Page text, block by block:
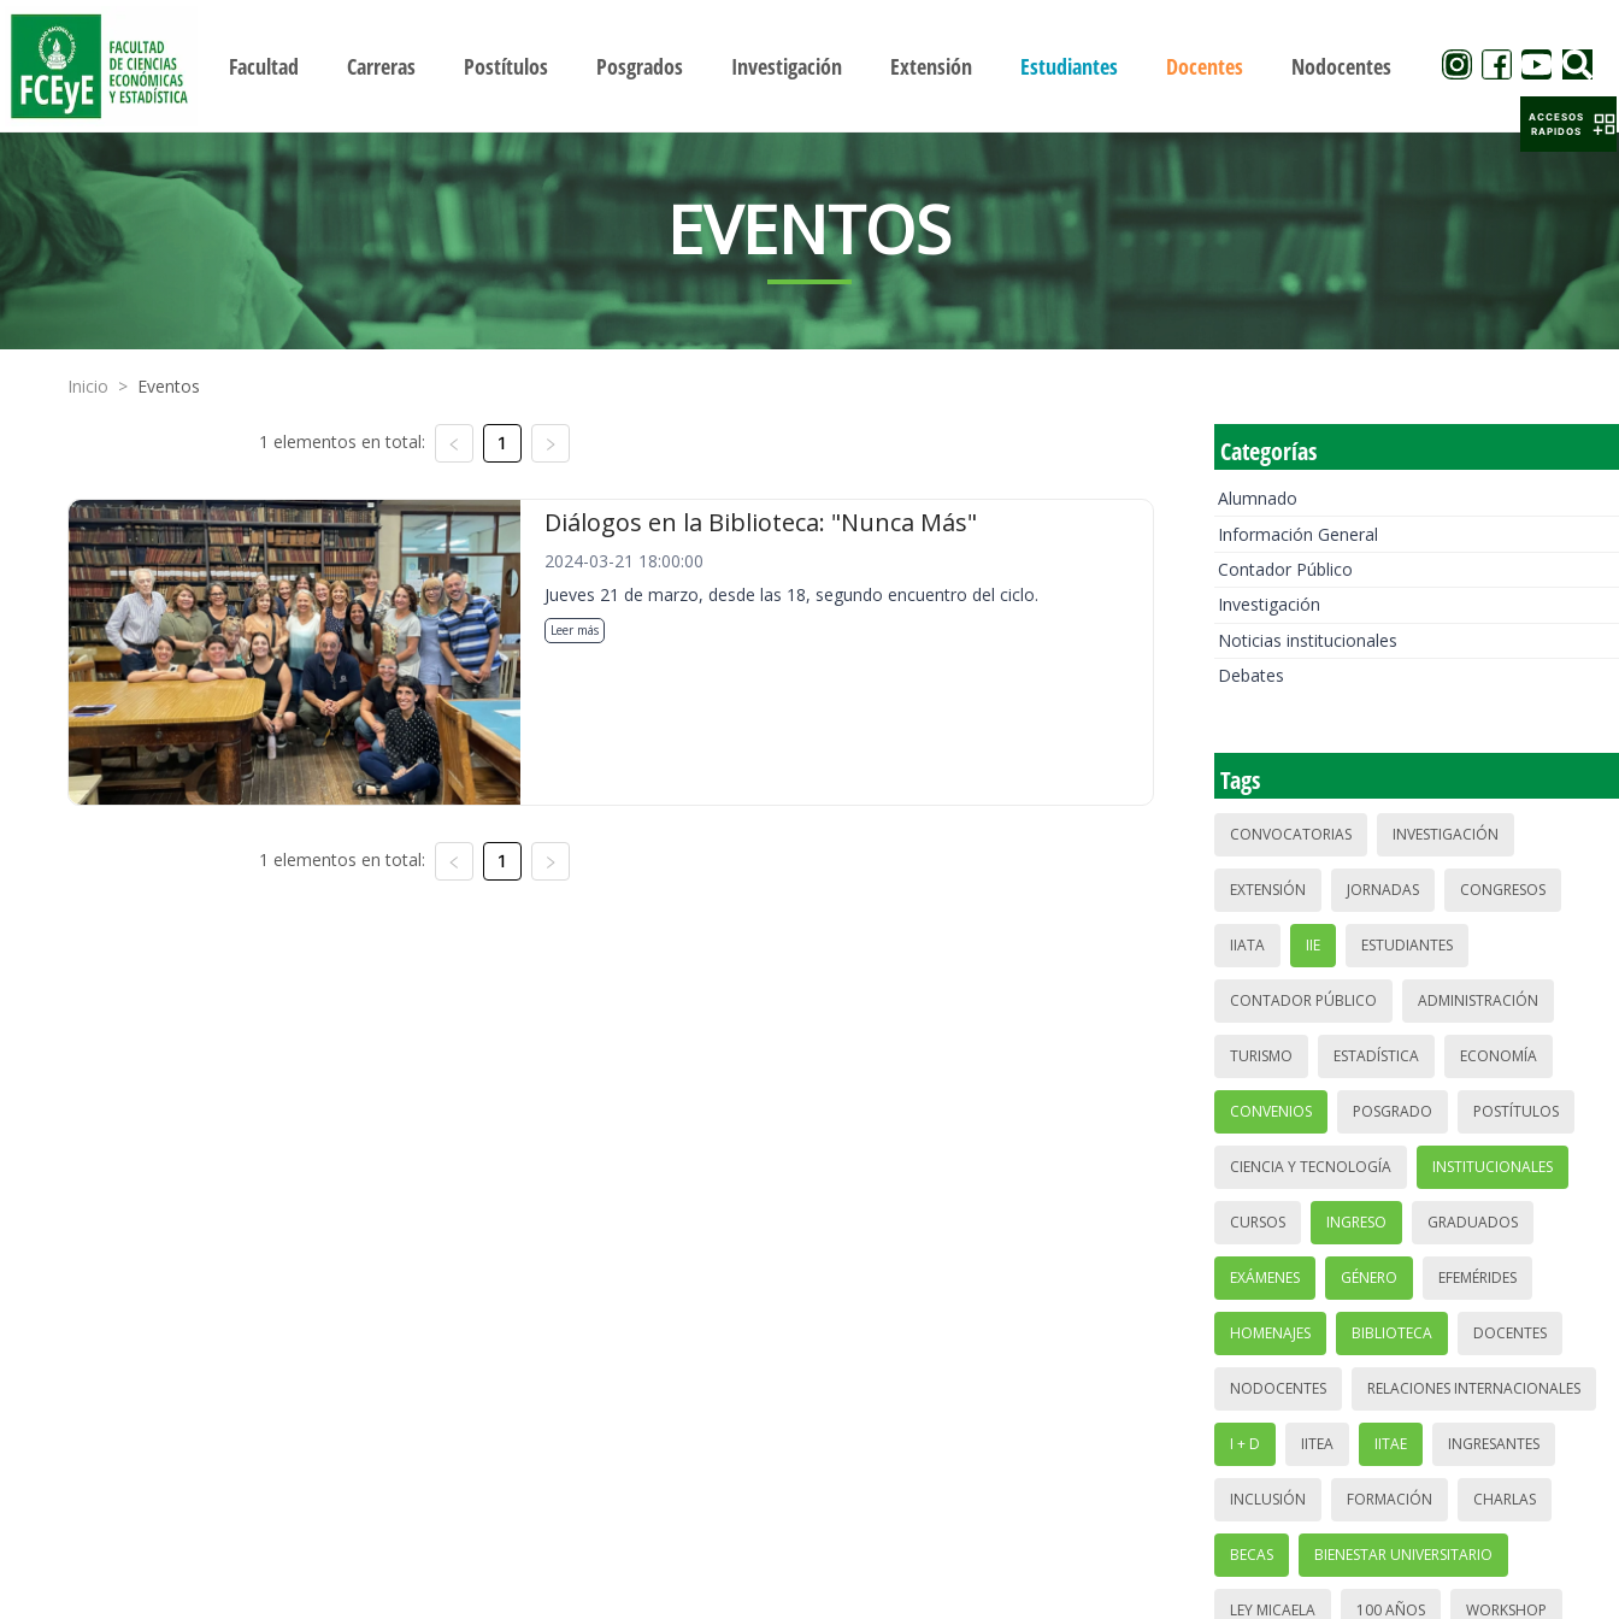
Facultad Carreras Postítulos Posgrados Investigación Extensión Estudiantes Docentes Nodocentes
EVENTOS
Inicio > Eventos
1 elementos en total: 1
Diálogos en la Biblioteca: "Nunca Más"
2024-03-21 18:00:00
Jueves 21 de marzo, desde las 18, segundo encuentro del ciclo.
Leer más
1 elementos en total: 1
Categorías
Alumnado
Información General
Contador Público
Investigación
Noticias institucionales
Debates
Tags
CONVOCATORIAS INVESTIGACIÓN
EXTENSIÓN JORNADAS CONGRESOS
IIATA IIE ESTUDIANTES
CONTADOR PÚBLICO ADMINISTRACIÓN
TURISMO ESTADÍSTICA ECONOMÍA
CONVENIOS POSGRADO POSTÍTULOS
CIENCIA Y TECNOLOGÍA INSTITUCIONALES
CURSOS INGRESO GRADUADOS
EXÁMENES GÉNERO EFEMÉRIDES
HOMENAJES BIBLIOTECA DOCENTES
NODOCENTES RELACIONES INTERNACIONALES
I + D IITEA IITAE INGRESANTES
INCLUSIÓN FORMACIÓN CHARLAS
BECAS BIENESTAR UNIVERSITARIO
LEY MICAELA 100 AÑOS WORKSHOP
ACCESOS
RAPIDOS